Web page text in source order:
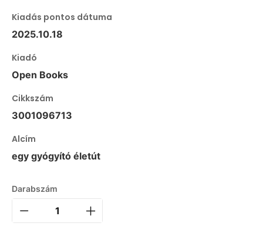
Kiadás pontos dátuma
2025.10.18
Kiadó
Open Books
Cikkszám
3001096713
Alcím
egy gyógyító életút
Darabszám